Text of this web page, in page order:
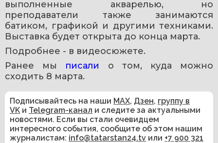
выполненные акварелью, но
преподаватели также занимаются
батиком, графикой и другими техниками.
Выставка будет открыта до конца марта.
Подробнее - в видеосюжете.
Ранее мы писали о том, куда можно
сходить 8 марта.
Подписывайтесь на наши MAX, Дзен, группу в
VK и Telegram-канал и следите за актуальными
новостями. Если вы стали очевидцем
интересного события, сообщите об этом нашим
журналистам: info@tatarstan24.tv или +7 900 321